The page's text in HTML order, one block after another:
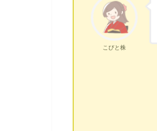
こびと株